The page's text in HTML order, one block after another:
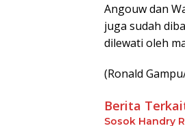
Angouw dan
juga sudah
dilewati oleh
(Ronald
Berita
Sosok Handry